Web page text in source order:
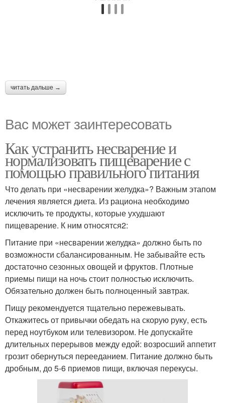
читать дальше →
Вас может заинтересовать
Как устранить несварение и
нормализовать пищеварение с
помощью правильного питания
Что делать при «несварении желудка»? Важным этапом
лечения является диета. Из рациона необходимо
исключить те продукты, которые ухудшают
пищеварение. К ним относятся2:
Питание при «несварении желудка» должно быть по
возможности сбалансированным. Не забывайте есть
достаточно сезонных овощей и фруктов. Плотные
приемы пищи на ночь стоит полностью исключить.
Обязательно должен быть полноценный завтрак.
Пищу рекомендуется тщательно пережевывать.
Откажитесь от привычки обедать на скорую руку, есть
перед ноутбуком или телевизором. Не допускайте
длительных перерывов между едой: возросший аппетит
грозит обернуться перееданием. Питание должно быть
дробным, до 5-6 приемов пищи, включая перекусы.